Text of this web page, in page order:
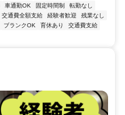
車通勤OK 固定時間制
転勤なし
交通費全額支給 経験者歓迎
残業なし
ブランクOK 育休あり
交通費支給